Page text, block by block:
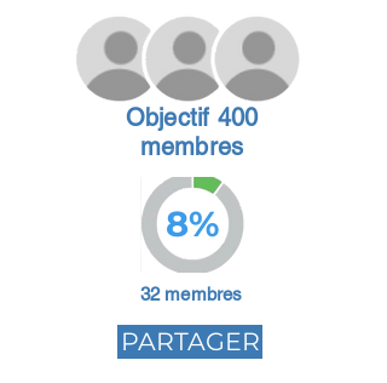
Objectif 400
membres
8%
32 membres
PARTAGER